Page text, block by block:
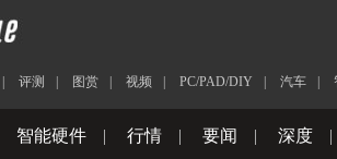
评测 图赏 视频 PC/PAD/DIY 汽车
智能硬件 | 行情 | 要闻 | 深度 |